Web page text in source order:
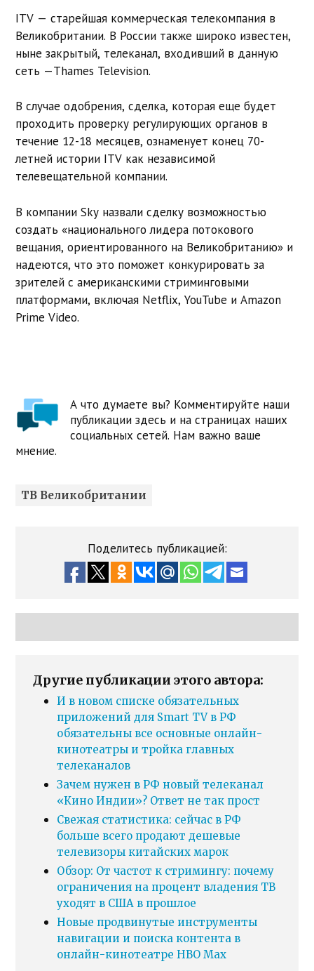
ITV — старейшая коммерческая телекомпания в
Великобритании. В России также широко известен,
ныне закрытый, телеканал, входивший в данную
сеть —Thames Television.
В случае одобрения, сделка, которая еще будет
проходить проверку регулирующих органов в
течение 12-18 месяцев, ознаменует конец 70-
летней истории ITV как независимой
телевещательной компании.
В компании Sky назвали сделку возможностью
создать «национального лидера потокового
вещания, ориентированного на Великобританию» и
надеются, что это поможет конкурировать за
зрителей с американскими стриминговыми
платформами, включая Netflix, YouTube и Amazon
Prime Video.
А что думаете вы? Комментируйте наши
публикации здесь и на страницах наших
социальных сетей. Нам важно ваше
мнение.
ТВ Великобритании
Поделитесь публикацией:
Другие публикации этого автора:
И в новом списке обязательных
приложений для Smart TV в РФ
обязательны все основные онлайн-
кинотеатры и тройка главных
телеканалов
Зачем нужен в РФ новый телеканал
«Кино Индии»? Ответ не так прост
Свежая статистика: сейчас в РФ
больше всего продают дешевые
телевизоры китайских марок
Обзор: От частот к стримингу: почему
ограничения на процент владения ТВ
уходят в США в прошлое
Новые продвинутые инструменты
навигации и поиска контента в
онлайн-кинотеатре HBO Max